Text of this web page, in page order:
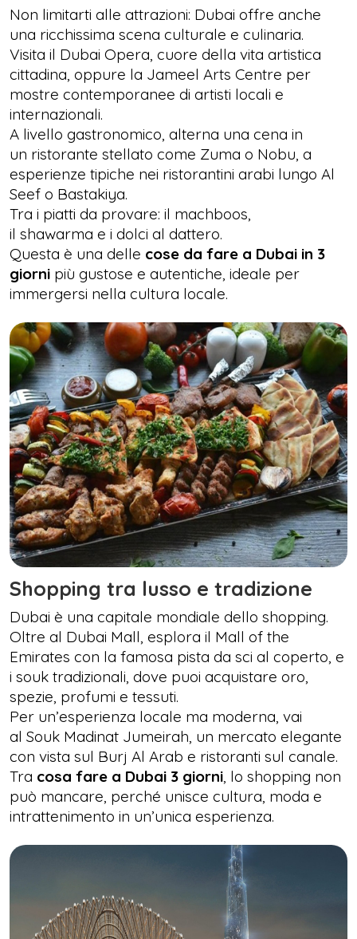
Non limitarti alle attrazioni: Dubai offre anche
una ricchissima scena culturale e culinaria.
Visita il Dubai Opera, cuore della vita artistica
cittadina, oppure la Jameel Arts Centre per
mostre contemporanee di artisti locali e
internazionali.
A livello gastronomico, alterna una cena in
un ristorante stellato come Zuma o Nobu, a
esperienze tipiche nei ristorantini arabi lungo Al
Seef o Bastakiya.
Tra i piatti da provare: il machboos,
il shawarma e i dolci al dattero.
Questa è una delle cose da fare a Dubai in 3
giorni più gustose e autentiche, ideale per
immergersi nella cultura locale.
Shopping tra lusso e tradizione
Dubai è una capitale mondiale dello shopping.
Oltre al Dubai Mall, esplora il Mall of the
Emirates con la famosa pista da sci al coperto, e
i souk tradizionali, dove puoi acquistare oro,
spezie, profumi e tessuti.
Per un’esperienza locale ma moderna, vai
al Souk Madinat Jumeirah, un mercato elegante
con vista sul Burj Al Arab e ristoranti sul canale.
Tra cosa fare a Dubai 3 giorni, lo shopping non
può mancare, perché unisce cultura, moda e
intrattenimento in un’unica esperienza.